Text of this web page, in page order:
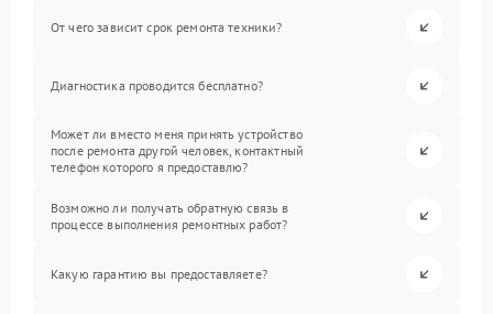
От чего зависит срок ремонта техники?
Диагностика проводится бесплатно?
Может ли вместо меня принять устройство
после ремонта другой человек, контактный
телефон которого я предоставлю?
Возможно ли получать обратную связь в
процессе выполнения ремонтных работ?
Какую гарантию вы предоставляете?